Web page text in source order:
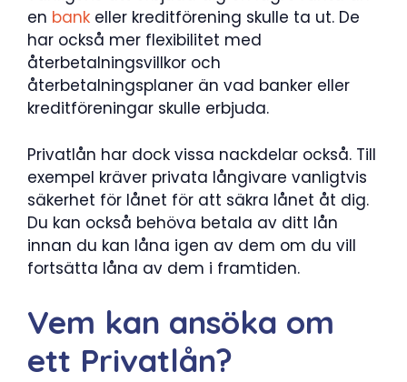
en bank eller kreditförening skulle ta ut. De
har också mer flexibilitet med
återbetalningsvillkor och
återbetalningsplaner än vad banker eller
kreditföreningar skulle erbjuda.
Privatlån har dock vissa nackdelar också. Till
exempel kräver privata långivare vanligtvis
säkerhet för lånet för att säkra lånet åt dig.
Du kan också behöva betala av ditt lån
innan du kan låna igen av dem om du vill
fortsätta låna av dem i framtiden.
Vem kan ansöka om
ett Privatlån?